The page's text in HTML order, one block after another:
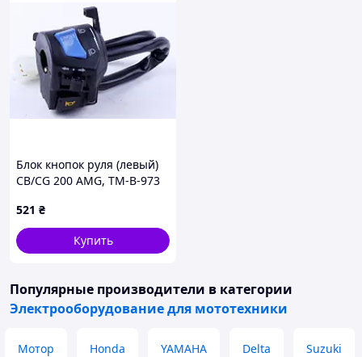
Блок кнопок руля (левый)
СВ/CG 200 AMG, TM-B-973
521 ₴
Купить
Популярные производители в категории
Электрооборудование для мототехники
Мотор Honda YAMAHA Delta Suzuki